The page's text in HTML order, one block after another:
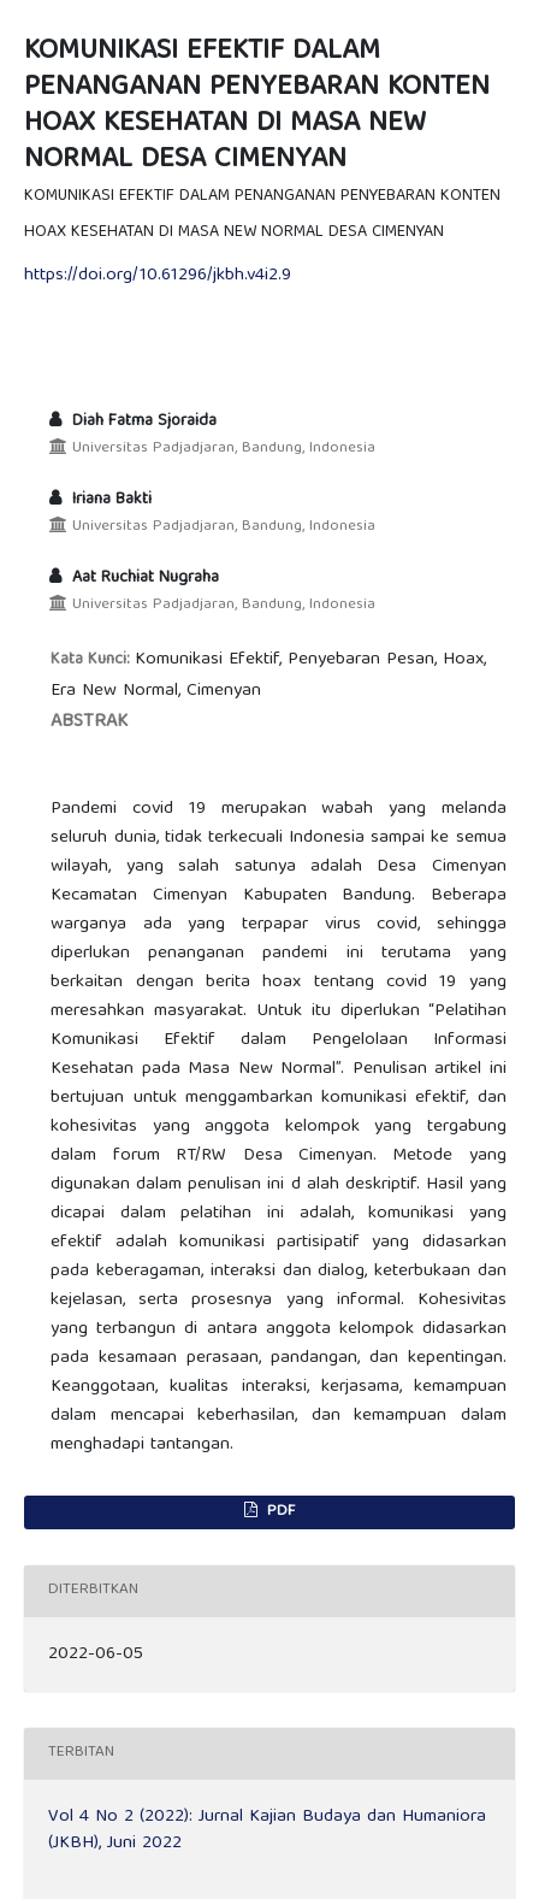
KOMUNIKASI EFEKTIF DALAM
PENANGANAN PENYEBARAN KONTEN
HOAX KESEHATAN DI MASA NEW
NORMAL DESA CIMENYAN
KOMUNIKASI EFEKTIF DALAM PENANGANAN PENYEBARAN KONTEN
HOAX KESEHATAN DI MASA NEW NORMAL DESA CIMENYAN
https://doi.org/10.61296/jkbh.v4i2.9
Diah Fatma Sjoraida
Universitas Padjadjaran, Bandung, Indonesia
Iriana Bakti
Universitas Padjadjaran, Bandung, Indonesia
Aat Ruchiat Nugraha
Universitas Padjadjaran, Bandung, Indonesia
Kata Kunci: Komunikasi Efektif, Penyebaran Pesan, Hoax,
Era New Normal, Cimenyan
ABSTRAK
Pandemi covid 19 merupakan wabah yang melanda
seluruh dunia, tidak terkecuali Indonesia sampai ke semua
wilayah, yang salah satunya adalah Desa Cimenyan
Kecamatan Cimenyan Kabupaten Bandung. Beberapa
warganya ada yang terpapar virus covid, sehingga
diperlukan penanganan pandemi ini terutama yang
berkaitan dengan berita hoax tentang covid 19 yang
meresahkan masyarakat. Untuk itu diperlukan “Pelatihan
Komunikasi Efektif dalam Pengelolaan Informasi
Kesehatan pada Masa New Normal”. Penulisan artikel ini
bertujuan untuk menggambarkan komunikasi efektif, dan
kohesivitas yang anggota kelompok yang tergabung
dalam forum RT/RW Desa Cimenyan. Metode yang
digunakan dalam penulisan ini d alah deskriptif. Hasil yang
dicapai dalam pelatihan ini adalah, komunikasi yang
efektif adalah komunikasi partisipatif yang didasarkan
pada keberagaman, interaksi dan dialog, keterbukaan dan
kejelasan, serta prosesnya yang informal. Kohesivitas
yang terbangun di antara anggota kelompok didasarkan
pada kesamaan perasaan, pandangan, dan kepentingan.
Keanggotaan, kualitas interaksi, kerjasama, kemampuan
dalam mencapai keberhasilan, dan kemampuan dalam
menghadapi tantangan.
PDF
DITERBITKAN
2022-06-05
TERBITAN
Vol 4 No 2 (2022): Jurnal Kajian Budaya dan Humaniora
(JKBH), Juni 2022